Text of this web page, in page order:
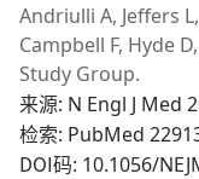
Andriulli A, Jeffers
Campbell F, Hyde
Study Group.
来源‎: N Engl J Med
检索‎: PubMed
DOI码‎: 10.1056/